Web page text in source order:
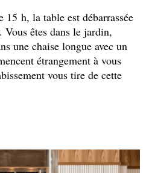
h, la table est débarrassée
êtes dans le jardin,
une chaise longue avec un
étrangement à vous
vous tire de cette